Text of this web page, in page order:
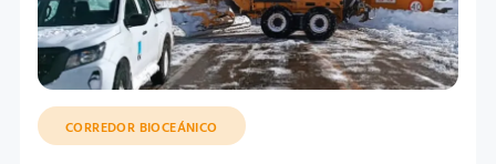
CORREDOR BIOCEÁNICO